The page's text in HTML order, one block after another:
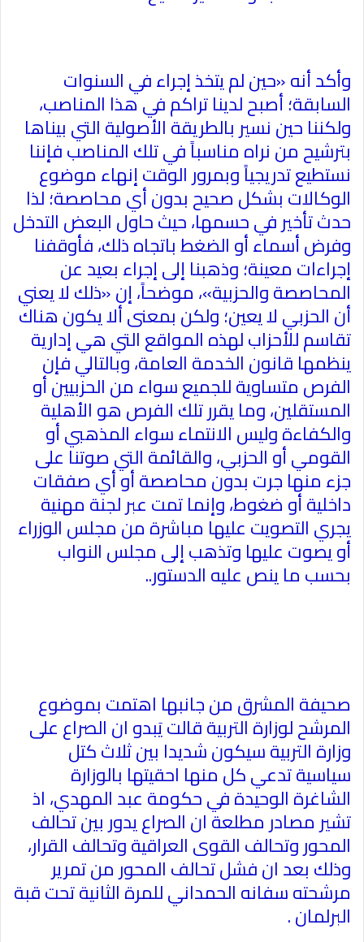
وأكد أنه «حين لم يتخذ إجراء في السنوات
السابقة؛ أصبح لدينا تراكم في هذا المناصب،
ولكننا حين نسير بالطريقة الأصولية التي بيناها
بترشيح من نراه مناسباً في تلك المناصب فإننا
نستطيع تدريجياً وبمرور الوقت إنهاء موضوع
الوكالات بشكل صحيح بدون أي محاصصة؛ لذا
حدث تأخير في حسمها، حيث حاول البعض التدخل
وفرض أسماء أو الضغط باتجاه ذلك، فأوقفنا
إجراءات معينة؛ وذهبنا إلى إجراء بعيد عن
المحاصصة والحزبية»، موضحاً، إن «ذلك لا يعني
أن الحزبي لا يعين؛ ولكن بمعنى ألا يكون هناك
تقاسم للأحزاب لهذه المواقع التي هي إدارية
ينظمها قانون الخدمة العامة، وبالتالي فإن
الفرص متساوية للجميع سواء من الحزبيين أو
المستقلين، وما يقرر تلك الفرص هو الأهلية
والكفاءة وليس الانتماء سواء المذهبي أو
القومي أو الحزبي، والقائمة التي صوتنا على
جزء منها جرت بدون محاصصة أو أي صفقات
داخلية أو ضغوط، وإنما تمت عبر لجنة مهنية
يجري التصويت عليها مباشرة من مجلس الوزراء
أو يصوت عليها وتذهب إلى مجلس النواب
بحسب ما ينص عليه الدستور..
صحيفة المشرق من جانبها اهتمت بموضوع
المرشح لوزارة التربية قالت يَبدو ان الصراع على
وزارة التربية سيكون شديدا بين ثلاث كتل
سياسية تدعي كل منها احقيتها بالوزارة
الشاغرة الوحيدة في حكومة عبد المهدي، اذ
تشير مصادر مطلعة ان الصراع يدور بين تحالف
المحور وتحالف القوى العراقية وتحالف القرار،
وذلك بعد ان فشل تحالف المحور من تمرير
مرشحته سفانه الحمداني للمرة الثانية تحت قبة
البرلمان.